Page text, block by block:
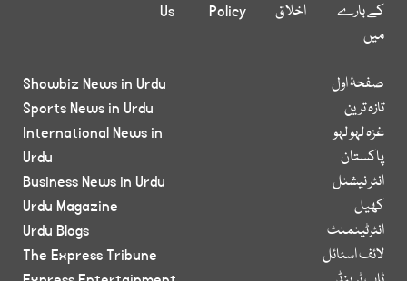
کے بارے
میں
اخلاق
Policy
Us
صفحۂ اول
تازہ ترین
غزہ لہو لہو
پاکستان
انٹر نیشنل
کھیل
انٹرٹینمنٹ
لائف اسٹائل
Showbiz News in Urdu
Sports News in Urdu
International News in
Urdu
Business News in Urdu
Urdu Magazine
Urdu Blogs
The Express Tribune